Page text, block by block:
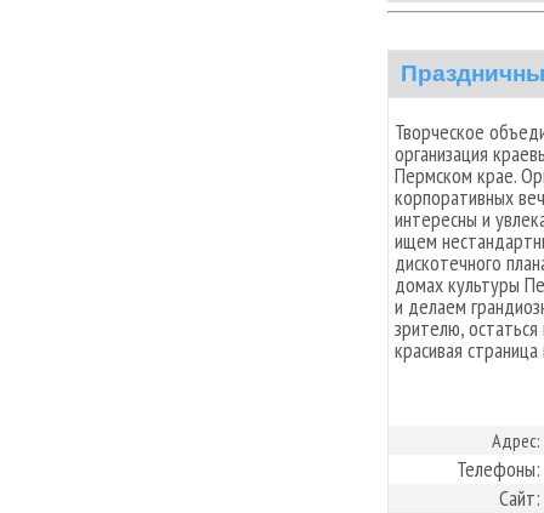
Творческое
организация
Пермском крае.
корпоративных
интересны и
ищем
дискотечного
домах культуры
и делаем
зрителю,
красивая
Адрес:
Телефоны:
Сайт: